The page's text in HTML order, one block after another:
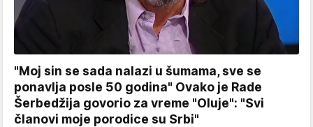
"Moj sin se sada nalazi u šumama, sve se
ponavlja posle 50 godina" Ovako je Rade
Šerbedžija govorio za vreme "Oluje": "Svi
članovi moje porodice su Srbi"